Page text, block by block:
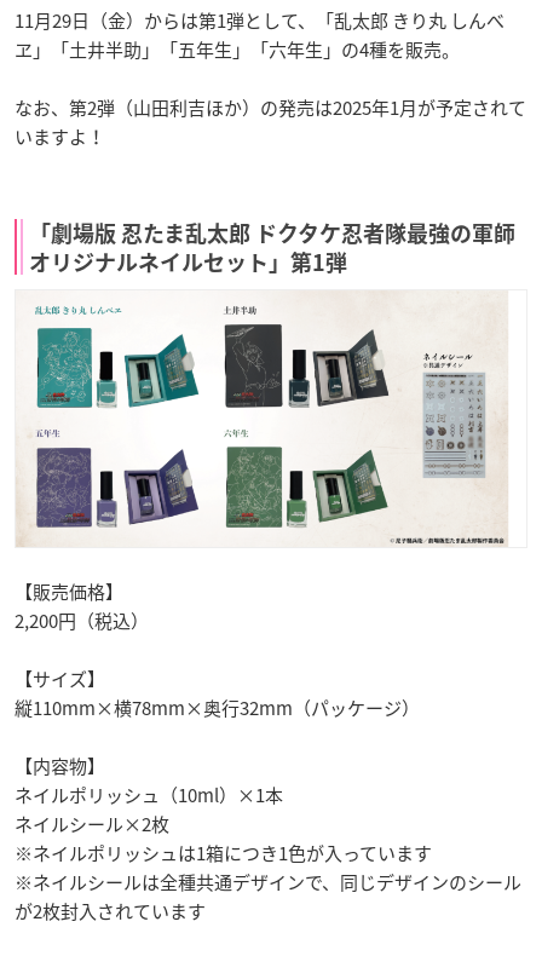
11月29日（金）からは第1弾として、「乱太郎 きり丸 しんべ
ヱ」「土井半助」「五年生」「六年生」の4種を販売。
なお、第2弾（山田利吉ほか）の発売は2025年1月が予定されて
いますよ！
「劇場版 忍たま乱太郎 ドクタケ忍者隊最強の軍師
オリジナルネイルセット」第1弾
【販売価格】
2,200円（税込）
【サイズ】
縦110mm×横78mm×奥行32mm（パッケージ）
【内容物】
ネイルポリッシュ（10ml）×1本
ネイルシール×2枚
※ネイルポリッシュは1箱につき1色が入っています
※ネイルシールは全種共通デザインで、同じデザインのシール
が2枚封入されています